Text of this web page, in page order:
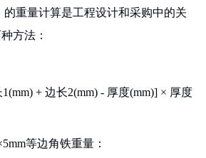
重量计算是工程设计和采购中的关
方法：
+ 边长2(mm) - 厚度(mm)] × 厚度
等边角铁重量：